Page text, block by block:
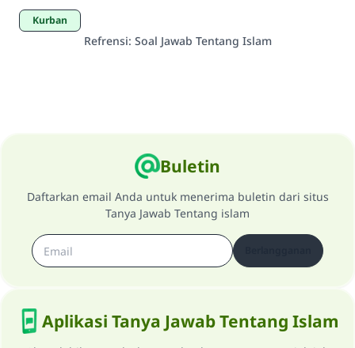
Kurban
Refrensi: Soal Jawab Tentang Islam
Buletin
Daftarkan email Anda untuk menerima buletin dari situs
Tanya Jawab Tentang islam
Aplikasi Tanya Jawab Tentang Islam